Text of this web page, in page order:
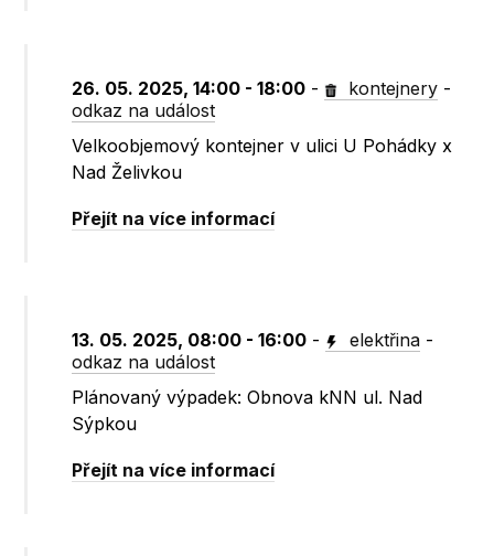
26. 05. 2025, 14:00 - 18:00 - kontejnery -
odkaz na událost
Velkoobjemový kontejner v ulici U Pohádky x
Nad Želivkou
Přejít na více informací
13. 05. 2025, 08:00 - 16:00 - elektřina -
odkaz na událost
Plánovaný výpadek: Obnova kNN ul. Nad
Sýpkou
Přejít na více informací